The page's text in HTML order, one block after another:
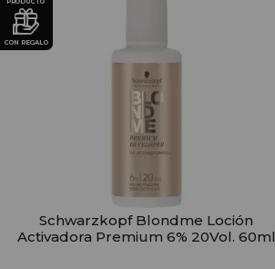
PRODUCTO
CON REGALO
Schwarzkopf Blondme Loción
Activadora Premium 6% 20Vol. 60ml